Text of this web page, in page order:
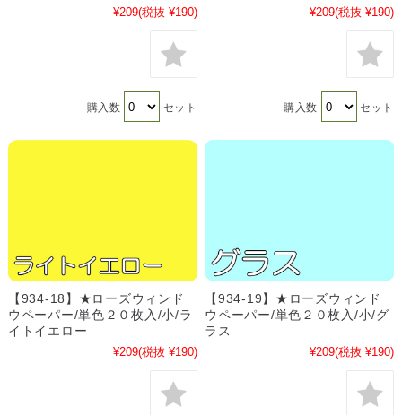
¥209(税抜 ¥190)
購入数 セット
¥209(税抜 ¥190)
購入数 セット
【934-18】★ローズウィンド
ウペーパー/単色２０枚入/小/ラ
イトイエロー
¥209(税抜 ¥190)
【934-19】★ローズウィンド
ウペーパー/単色２０枚入/小/グ
ラス
¥209(税抜 ¥190)